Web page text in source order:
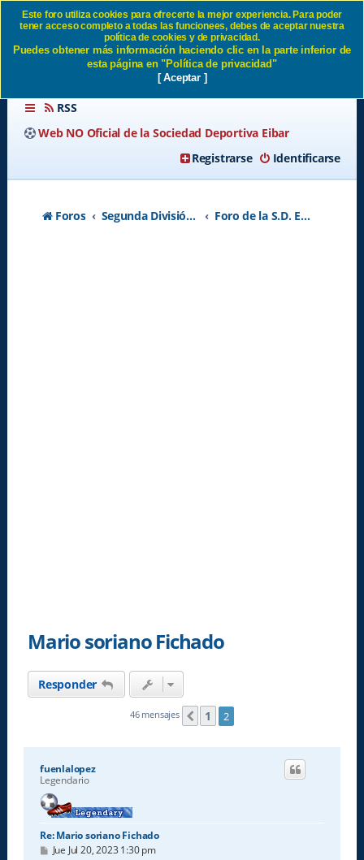
Mario soriano Fichado -
Página 2 SD Eibar
RSS
Web NO Oficial de la Sociedad Deportiva Eibar
Identificarse
Registrarse
Foros Segunda División A - Temporada 2026-2027 Foro de la S.D. Eibar
Mario soriano Fichado
Responder
46 mensajes Anterior
1 2
fuenlalopez
Legendario
Re: Mario soriano Fichado
M
Jue Jul 20, 2023 1:30 pm
Este foro utiliza cookies para ofrecerte la mejor experiencia. Para poder
tener acceso completo a todas las funcionees, debes de aceptar nuestra
política de cookies y de privacidad.
Puedes obtener más información haciendo clic en la parte inferior de
esta página en "Política de privacidad"
[ Aceptar ]